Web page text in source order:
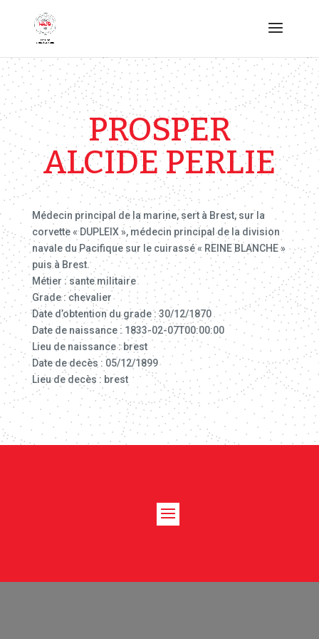
PROSPER
ALCIDE PERLIE
Médecin principal de la marine, sert à Brest, sur la
corvette « DUPLEIX », médecin principal de la division
navale du Pacifique sur le cuirassé « REINE BLANCHE »
puis à Brest.
Métier : sante militaire
Grade : chevalier
Date d’obtention du grade : 30/12/1870
Date de naissance : 1833-02-07T00:00:00
Lieu de naissance : brest
Date de decès : 05/12/1899
Lieu de decès : brest